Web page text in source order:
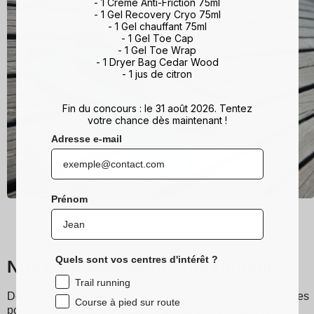
Nos chaussettes de trail running
Découvrez les chaussettes de running et trail Sidas, conçues
pour offrir un confort exceptionnel lors de vos courses.
- 1 Gel Recovery Cryo 75ml
- 1 Gel chauffant 75ml
- 1 Gel Toe Cap
- 1 Gel Toe Wrap
- 1 Dryer Bag Cedar Wood
- 1 jus de citron
Fin du concours : le 31 août 2026. Tentez
votre chance dès maintenant !
Adresse e-mail
Prénom
Quels sont vos centres d'intérêt ?
Trail running
Course à pied sur route